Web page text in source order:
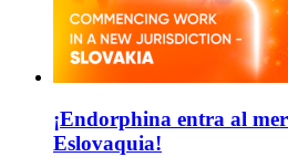
¡Endorphina entra al
Eslovaquia!